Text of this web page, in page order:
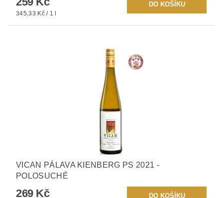
345,33 Kč / 1 l
VICAN PÁLAVA KIENBERG PS 2021 -
POLOSUCHÉ
269 Kč